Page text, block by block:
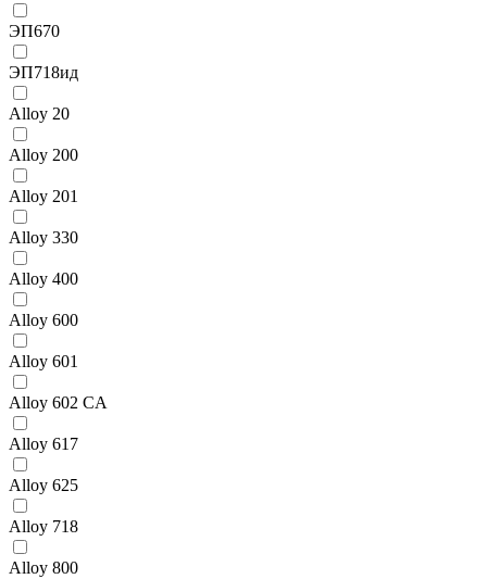
ЭП670
ЭП718ид
Alloy 20
Alloy 200
Alloy 201
Alloy 330
Alloy 400
Alloy 600
Alloy 601
Alloy 602 CA
Alloy 617
Alloy 625
Alloy 718
Alloy 800